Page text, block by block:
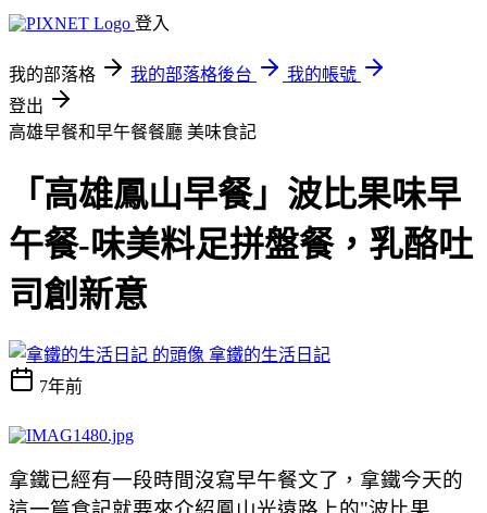
登入
我的部落格 我的部落格後台
我的帳號
登出
高雄早餐和早午餐餐廳 美味食記
「高雄鳳山早餐」波比果味早
午餐-味美料足拼盤餐，乳酪吐
司創新意
拿鐵的生活日記
7年前
拿鐵已經有一段時間沒寫早午餐文了，拿鐵今天的